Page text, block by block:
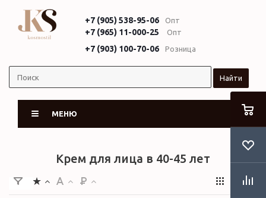
+7 (905) 538-95-06 Опт
+7 (965) 11-000-25 Опт
+7 (903) 100-70-06 Розница
Найти
МЕНЮ
Крем для лица в 40-45 лет